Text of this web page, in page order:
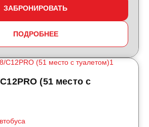
ЗАБРОНИРОВАТЬ
ПОДРОБНЕЕ
(51 место с